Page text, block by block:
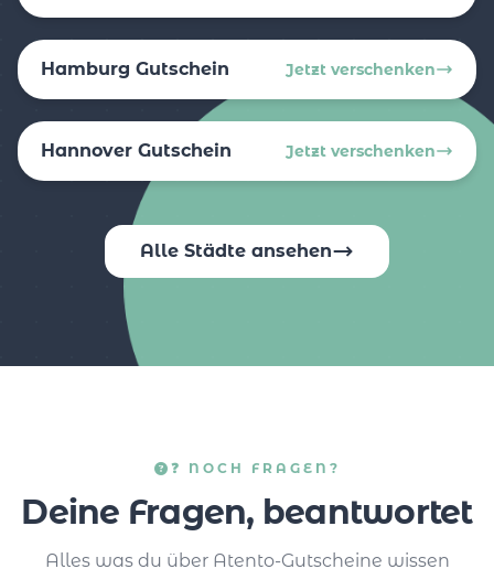
Hamburg Gutschein Jetzt verschenken
Hannover Gutschein Jetzt verschenken
Alle Städte ansehen
❓ NOCH FRAGEN?
Deine Fragen, beantwortet
Alles was du über Atento-Gutscheine wissen